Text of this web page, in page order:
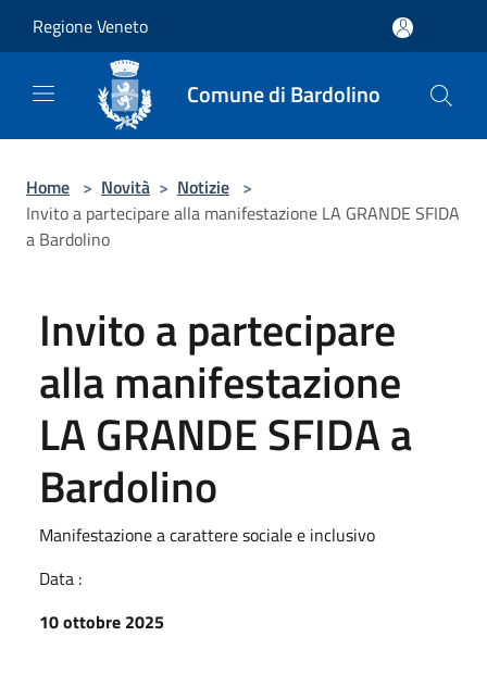
Regione Veneto
Comune di Bardolino
Home > Novità > Notizie >
Invito a partecipare alla manifestazione LA GRANDE SFIDA
a Bardolino
Invito a partecipare
alla manifestazione
LA GRANDE SFIDA a
Bardolino
Manifestazione a carattere sociale e inclusivo
Data :
10 ottobre 2025